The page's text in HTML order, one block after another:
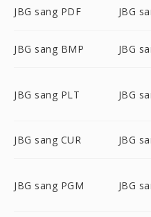
JBG sang PDF JBG
JBG sang BMP JBG
JBG sang PLT JBG
JBG sang CUR JBG
JBG sang PGM JBG